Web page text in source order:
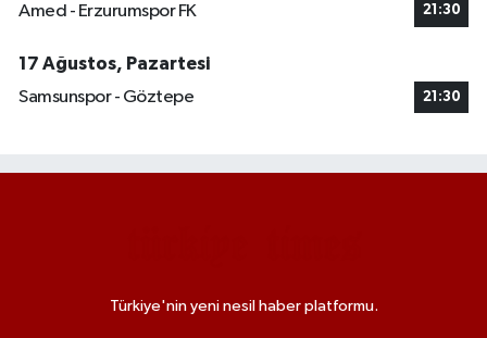
Amed - Erzurumspor FK 21:30
17 Ağustos, Pazartesi
Samsunspor - Göztepe
21:30
Türkiye'nin yeni nesil haber platformu.